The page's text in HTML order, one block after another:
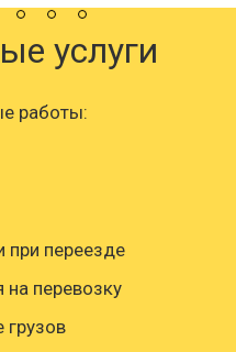
услуги
работы:
при переезде
перевозку